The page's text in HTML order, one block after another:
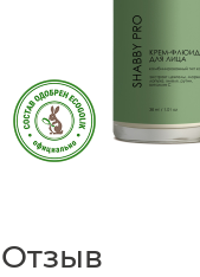
Отзыв